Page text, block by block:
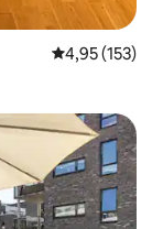
4,95 av 5 i
4,95 (153)